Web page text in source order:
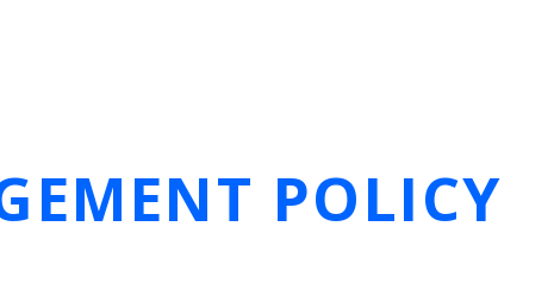
POLICY